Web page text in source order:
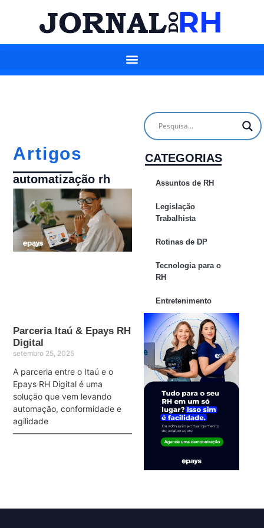
Artigos
automatização rh
Parceria Itaú & Epays RH
Digital
setembro 25, 2025
A parceria entre o Itaú e o
Epays RH Digital é uma
solução que vem levando
automação, conformidade e
agilidade
CATEGORIAS
Assuntos de RH
Legislação
Trabalhista
Rotinas de DP
Tecnologia para o
RH
Entretenimento